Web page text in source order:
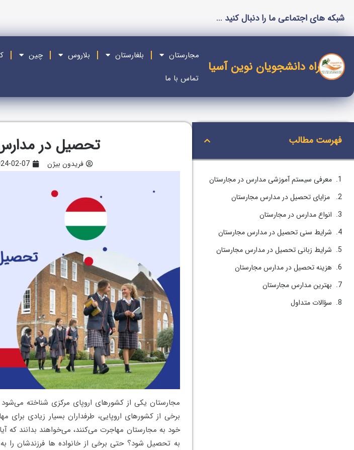
شبکه های اجتماعی ما را دنبال کنید ...
راه دانشجویان نوین آسیا
مجارستان بلغارستان بلاروس چین
تماس با ما
فهرست مطالب
معرفی سیستم آموزشی مدارس در مجارستان
مزایای تحصیل در مدارس مجارستان
انواع مدارس در مجارستان
شرایط سنی تحصیل در مدارس مجارستان
شرایط زبانی تحصیل در مدارس مجارستان
هزینه تحصیل در مدارس مجارستان
بهترین مدارس مجارستان
سؤالات متداول
تحصیل در
فریدون بیژن 02-07
مجارستان یکی از کشورهای اروپای مرکزی شناخته
برخی از کشورهای اروپایی، طرفداران بسیار زیادی برای
خود به مجارستان مهاجرت می‌کنند، می‌خواهند بدانند که
به تحصیل شود؟ حتی برخی از خانواده ها فرزندشان را